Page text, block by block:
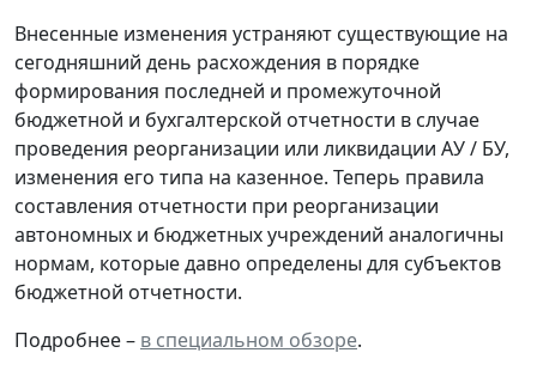
Внесенные изменения устраняют существующие на
сегодняшний день расхождения в порядке
формирования последней и промежуточной
бюджетной и бухгалтерской отчетности в случае
проведения реорганизации или ликвидации АУ / БУ,
изменения его типа на казенное. Теперь правила
составления отчетности при реорганизации
автономных и бюджетных учреждений аналогичны
нормам, которые давно определены для субъектов
бюджетной отчетности.
Подробнее – в специальном обзоре.